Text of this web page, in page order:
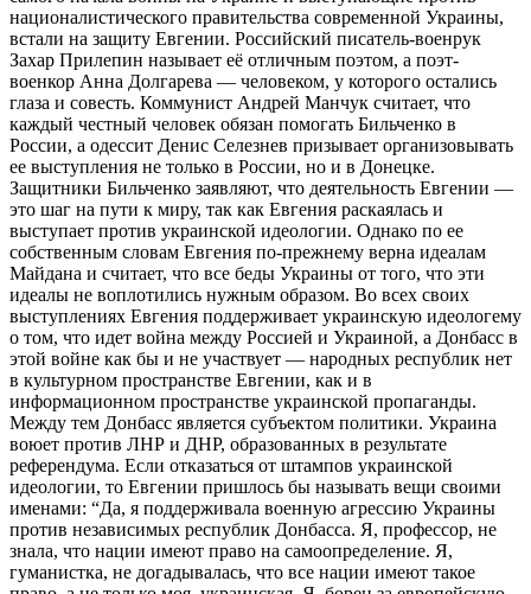
националистического правительства современной Украины,
встали на защиту Евгении. Российский писатель-военрук
Захар Прилепин называет её отличным поэтом, а поэт-
военкор Анна Долгарева — человеком, у которого остались
глаза и совесть. Коммунист Андрей Манчук считает, что
каждый честный человек обязан помогать Бильченко в
России, а одессит Денис Селезнев призывает организовывать
ее выступления не только в России, но и в Донецке.
Защитники Бильченко заявляют, что деятельность Евгении —
это шаг на пути к миру, так как Евгения раскаялась и
выступает против украинской идеологии. Однако по ее
собственным словам Евгения по-прежнему верна идеалам
Майдана и считает, что все беды Украины от того, что эти
идеалы не воплотились нужным образом. Во всех своих
выступлениях Евгения поддерживает украинскую идеологему
о том, что идет война между Россией и Украиной, а Донбасс в
этой войне как бы и не участвует — народных республик нет
в культурном пространстве Евгении, как и в
информационном пространстве украинской пропаганды.
Между тем Донбасс является субъектом политики. Украина
воюет против ЛНР и ДНР, образованных в результате
референдума. Если отказаться от штампов украинской
идеологии, то Евгении пришлось бы называть вещи своими
именами: “Да, я поддерживала военную агрессию Украины
против независимых республик Донбасса. Я, профессор, не
знала, что нации имеют право на самоопределение. Я,
гуманистка, не догадывалась, что все нации имеют такое